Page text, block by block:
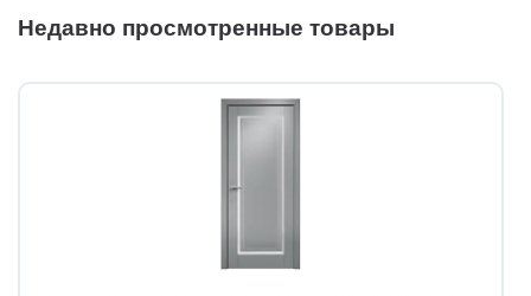
Недавно просмотренные товары